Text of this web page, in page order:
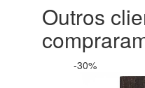
Outros
-30%